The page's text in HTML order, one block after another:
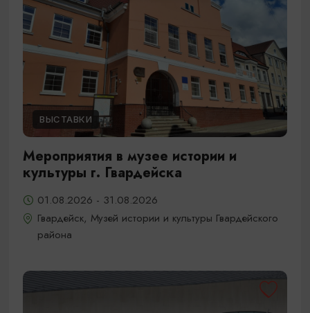
ВЫСТАВКИ
Мероприятия в музее истории и
культуры г. Гвардейска
01.08.2026 - 31.08.2026
Гвардейск, Музей истории и культуры Гвардейского
района